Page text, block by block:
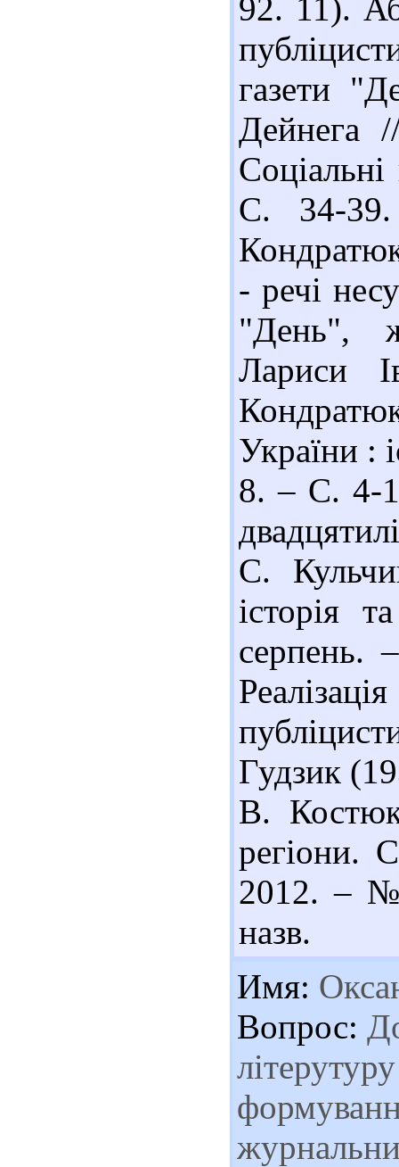
92. 11).
газети
Дейнега
С. 34-
- речі
"День",
Лариси
України :
8. – С. 4-
С.
історія
Гудзик
В.
регіони.
2012. – №
назв.
Имя:
Вопрос: